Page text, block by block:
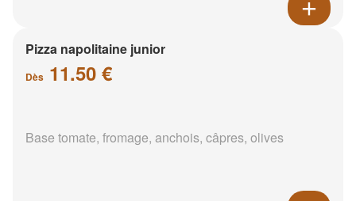
Pizza napolitaine junior
Dès 11.50 €
Base tomate, fromage, anchois, câpres, olives